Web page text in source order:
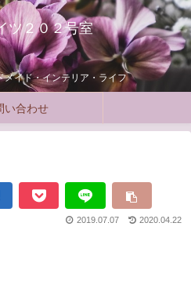
ツ２０２号室
メイド・インテリア・ライフ
い合わせ
2020.04.22
2019.07.07